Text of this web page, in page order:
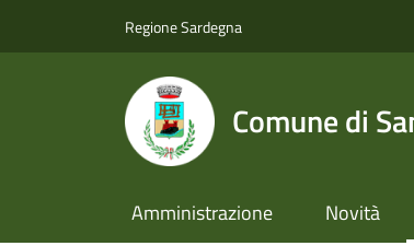
Regione Sardegna
Comune di
Amministrazione Novità